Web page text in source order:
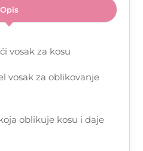
Opis
vosak za kosu
vosak za oblikovanje
oblikuje kosu i daje